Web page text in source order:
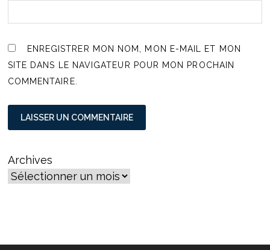
ENREGISTRER MON NOM, MON E-MAIL ET MON
SITE DANS LE NAVIGATEUR POUR MON PROCHAIN
COMMENTAIRE.
Archives